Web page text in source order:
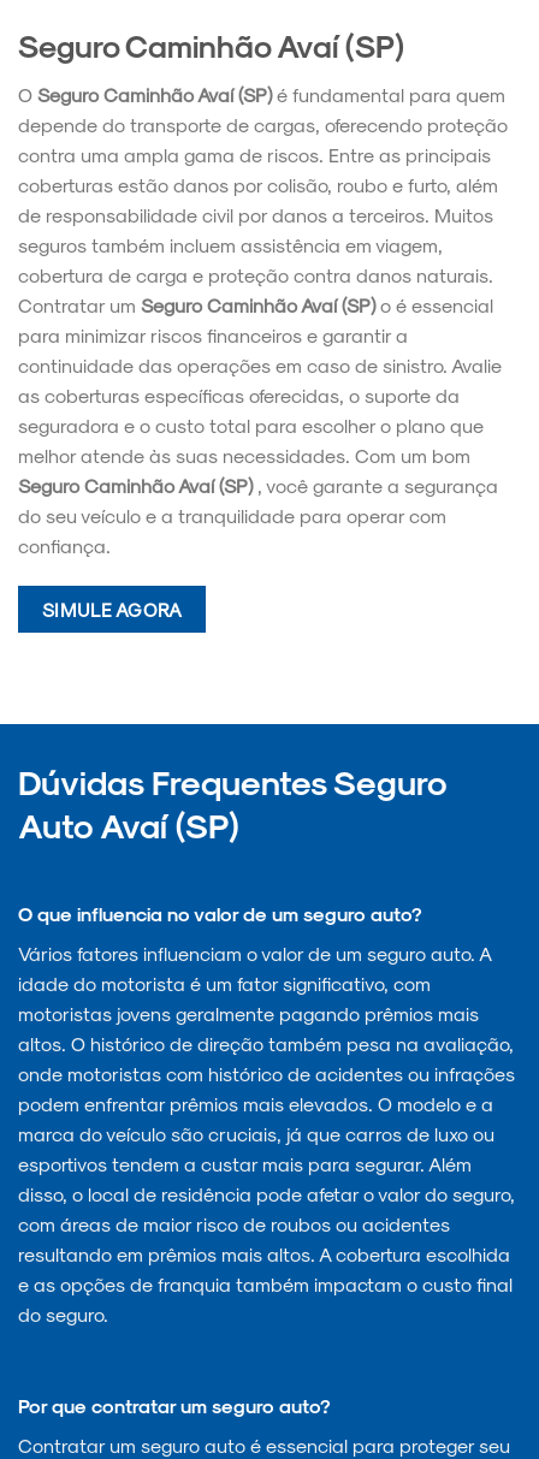
Seguro Caminhão Avaí (SP)
O Seguro Caminhão Avaí (SP)é fundamental para quem
depende do transporte de cargas, oferecendo proteção
contra uma ampla gama de riscos. Entre as principais
coberturas estão danos por colisão, roubo e furto, além
de responsabilidade civil por danos a terceiros. Muitos
seguros também incluem assistência em viagem,
cobertura de carga e proteção contra danos naturais.
Contratar um Seguro Caminhão Avaí (SP)o é essencial
para minimizar riscos financeiros e garantir a
continuidade das operações em caso de sinistro. Avalie
as coberturas específicas oferecidas, o suporte da
seguradora e o custo total para escolher o plano que
melhor atende às suas necessidades. Com um bom
Seguro Caminhão Avaí (SP) , você garante a segurança
do seu veículo e a tranquilidade para operar com
confiança.
SIMULE AGORA
Dúvidas Frequentes Seguro
Auto Avaí (SP)
O que influencia no valor de um seguro auto?
Vários fatores influenciam o valor de um seguro auto. A
idade do motorista é um fator significativo, com
motoristas jovens geralmente pagando prêmios mais
altos. O histórico de direção também pesa na avaliação,
onde motoristas com histórico de acidentes ou infrações
podem enfrentar prêmios mais elevados. O modelo e a
marca do veículo são cruciais, já que carros de luxo ou
esportivos tendem a custar mais para segurar. Além
disso, o local de residência pode afetar o valor do seguro,
com áreas de maior risco de roubos ou acidentes
resultando em prêmios mais altos. A cobertura escolhida
e as opções de franquia também impactam o custo final
do seguro.
Por que contratar um seguro auto?
Contratar um seguro auto é essencial para proteger seu